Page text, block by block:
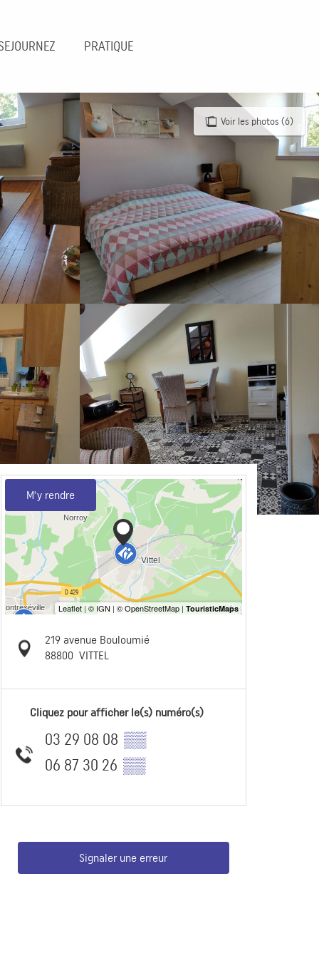
PRATIQUE
Voir les photos (6)
M'y rendre
219 avenue Bouloumié
88800 VITTEL
Cliquez pour afficher le(s) numéro(s)
03 29 08 08 ▒▒
06 87 30 26 ▒▒
Signaler une erreur